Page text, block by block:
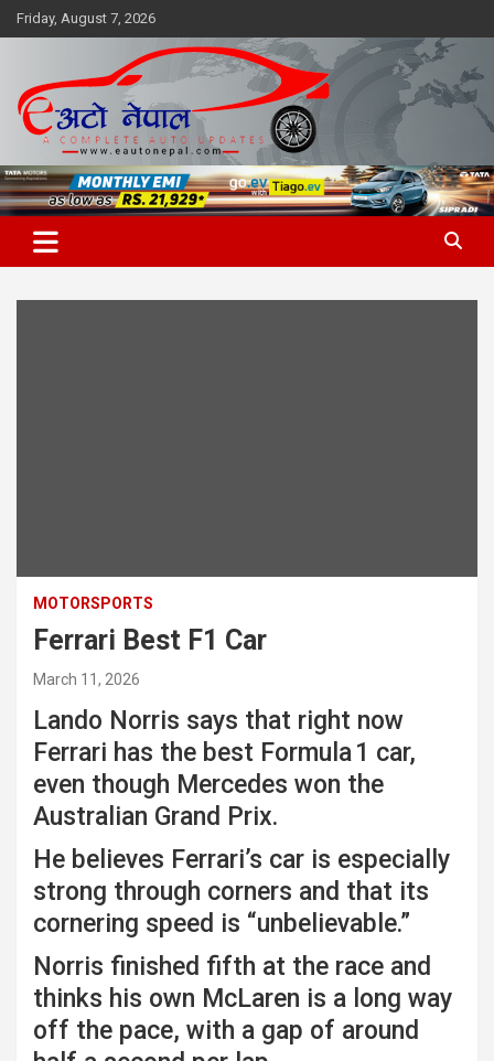
Skip
to
Friday, August 7, 2026
MOTORSPORTS
Ferrari Best F1 Car
March 11, 2026
Lando Norris says that right now
Ferrari has the best Formula 1 car,
even though Mercedes won the
Australian Grand Prix.
He believes Ferrari’s car is especially
strong through corners and that its
cornering speed is “unbelievable.”
Norris finished fifth at the race and
thinks his own McLaren is a long way
off the pace, with a gap of around